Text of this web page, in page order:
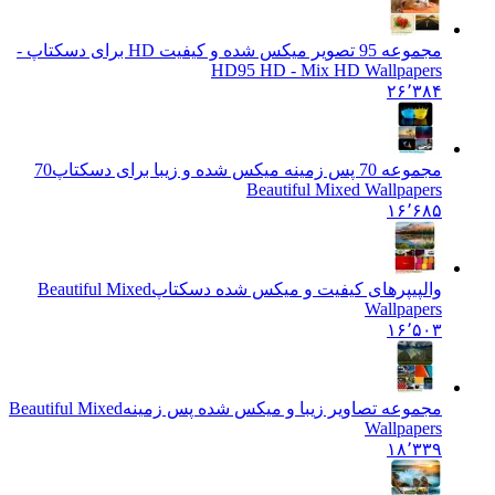
مجموعه 95 تصویر میکس شده و کیفیت HD برای دسکتاپ -
HD95 HD - Mix HD Wallpapers
۲۶٬۳۸۴
مجموعه 70 پس زمینه میکس شده و زیبا برای دسکتاپ
70
Beautiful Mixed Wallpapers
۱۶٬۶۸۵
والپیپرهای کیفیت و میکس شده دسکتاپBeautiful Mixed
Wallpapers
۱۶٬۵۰۳
مجموعه تصاویر زیبا و میکس شده پس زمینه Beautiful Mixed
Wallpapers
۱۸٬۳۳۹